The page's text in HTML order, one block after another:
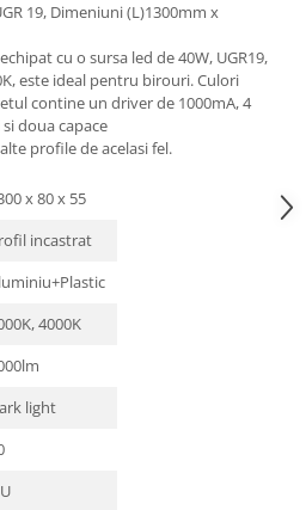
19, Dimeniuni (L)1300mm x
cu o sursa led de 40W, UGR19,
este ideal pentru birouri. Culori
contine un driver de 1000mA, 4
doua capace
profile de acelasi fel.
x 80 x 55
incastrat
4000K
light